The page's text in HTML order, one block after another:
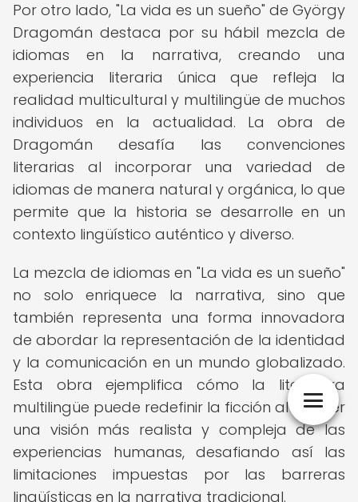
Por otro lado, "La vida es un sueño" de György
Dragomán destaca por su hábil mezcla de
idiomas en la narrativa, creando una
experiencia literaria única que refleja la
realidad multicultural y multilingüe de muchos
individuos en la actualidad. La obra de
Dragomán desafía las convenciones
literarias al incorporar una variedad de
idiomas de manera natural y orgánica, lo que
permite que la historia se desarrolle en un
contexto lingüístico auténtico y diverso.
La mezcla de idiomas en "La vida es un sueño"
no solo enriquece la narrativa, sino que
también representa una forma innovadora
de abordar la representación de la identidad
y la comunicación en un mundo globalizado.
Esta obra ejemplifica cómo la literatura
multilingüe puede redefinir la ficción al ofrecer
una visión más realista y compleja de las
experiencias humanas, desafiando así las
limitaciones impuestas por las barreras
lingüísticas en la narrativa tradicional.